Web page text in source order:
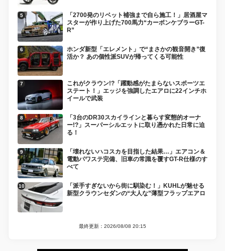
「2700発のリベット補強まで自ら施工！」居酒屋マ
スターが作り上げた700馬力“カーボンケブラーGT-
R”
ホンダ新型「エレメント」で“まさかの観音開き”復
活か？ あの個性派SUVが帰ってくる可能性
これがクラウン!?「躍動感がたまらないスポーツエ
ステート！」エッジを強調したエアロに22インチホ
イールで武装
「3台のDR30スカイラインと暮らす変態的オーナ
ー!?」スーパーシルエットに取り憑かれた日常に迫
る！
「壊れないハコスカを目指した結果…」エアコン＆
電動パワステ完備、旧車の常識を覆すGT-R仕様のす
べて
「派手すぎないから街に馴染む！」KUHLが魅せる
新型クラウンセダンの“大人な”薄型フラップエアロ
最終更新：2026/08/08 20:15